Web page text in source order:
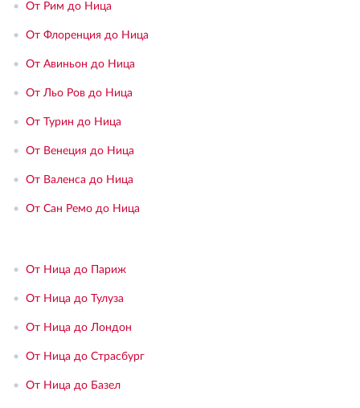
• От Рим до Ница
• От Флоренция до Ница
• От Авиньон до Ница
• От Льо Ров до Ница
• От Турин до Ница
• От Венеция до Ница
• От Валенса до Ница
• От Сан Ремо до Ница
• От Ница до Париж
• От Ница до Тулуза
• От Ница до Лондон
• От Ница до Страсбург
• От Ница до Базел